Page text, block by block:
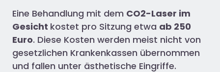
Eine Behandlung mit dem CO2-Laser im
Gesicht kostet pro Sitzung etwa ab 250
Euro. Diese Kosten werden meist nicht von
gesetzlichen Krankenkassen übernommen
und fallen unter ästhetische Eingriffe.